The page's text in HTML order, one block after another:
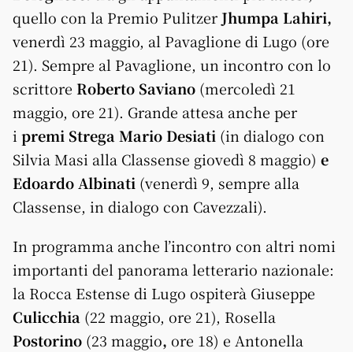
quello con la Premio PulitzerJhumpa Lahiri,
venerdì 23 maggio, al Pavaglione di Lugo (ore
21). Sempre al Pavaglione, un incontro con lo
scrittore Roberto Saviano (mercoledì 21
maggio, ore 21). Grande attesa anche per
i premi Strega Mario Desiati (in dialogo con
Silvia Masi alla Classense giovedì 8 maggio) e
Edoardo Albinati (venerdì 9, sempre alla
Classense, in dialogo con Cavezzali).
In programma anche l’incontro con altri nomi
importanti del panorama letterario nazionale:
la Rocca Estense di Lugo ospiterà Giuseppe
Culicchia (22 maggio, ore 21), Rosella
Postorino (23 maggio, ore 18) e Antonella